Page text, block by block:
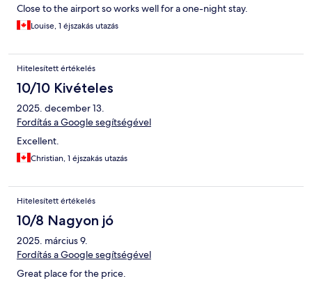
Close to the airport so works well for a one-night stay.
Louise, 1 éjszakás utazás
Hitelesített értékelés
10/10 Kivételes
2025. december 13.
Fordítás a Google segítségével
Excellent.
Christian, 1 éjszakás utazás
Hitelesített értékelés
10/8 Nagyon jó
2025. március 9.
Fordítás a Google segítségével
Great place for the price.